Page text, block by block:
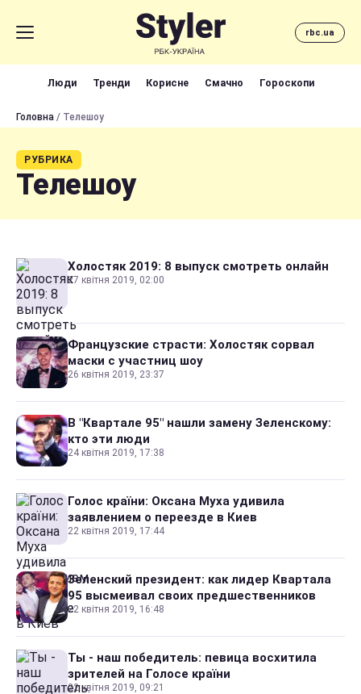
rbc.ua
Люди Тренди Корисне Смачно Гороскопи
Головна / Телешоу
РУБРИКА
Телешоу
Холостяк 2019: 8 выпуск смотреть онлайн
27 квітня 2019, 02:00
Французские страсти: Холостяк сорвал
маски с участниц шоу
26 квітня 2019, 23:37
В "Квартале 95" нашли замену Зеленскому:
кто эти люди
24 квітня 2019, 17:38
Голос країни: Оксана Муха удивила
заявлением о переезде в Киев
22 квітня 2019, 17:44
Зеленский президент: как лидер Квартала
95 высмеивал своих предшественников
22 квітня 2019, 16:48
Ты - наш победитель: певица восхитила
зрителей на Голосе країни
22 квітня 2019, 09:21